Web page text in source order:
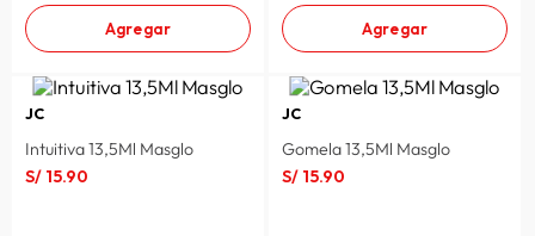
Agregar Agregar
JC
Intuitiva 13,5Ml Masglo
S/ 15.90
JC
Gomela 13,5Ml Masglo
S/ 15.90